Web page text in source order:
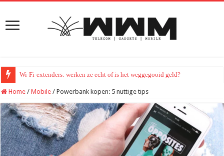
Wi-Fi-extenders: werken ze echt of is het weggegooid geld?
Home / Mobile / Powerbank kopen: 5 nuttige tips